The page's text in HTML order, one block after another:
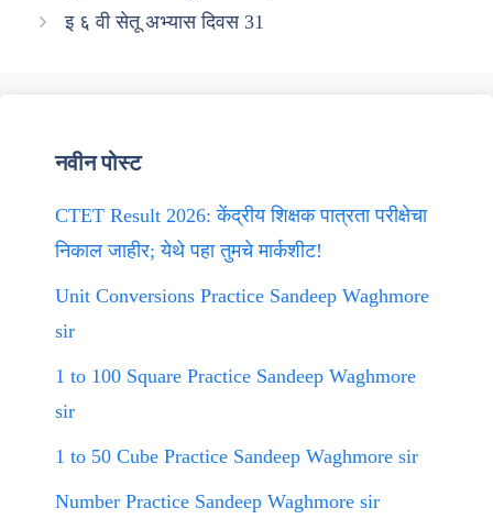
इ ६ वी सेतू अभ्यास दिवस 31
नवीन पोस्ट
CTET Result 2026: केंद्रीय शिक्षक पात्रता परीक्षेचा
निकाल जाहीर; येथे पहा तुमचे मार्कशीट!
Unit Conversions Practice Sandeep Waghmore
sir
1 to 100 Square Practice Sandeep Waghmore
sir
1 to 50 Cube Practice Sandeep Waghmore sir
Number Practice Sandeep Waghmore sir